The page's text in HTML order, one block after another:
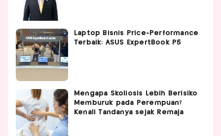
Laptop Bisnis Price-Performance
Terbaik: ASUS ExpertBook P5
Mengapa Skoliosis Lebih Berisiko
Memburuk pada Perempuan?
Kenali Tandanya sejak Remaja